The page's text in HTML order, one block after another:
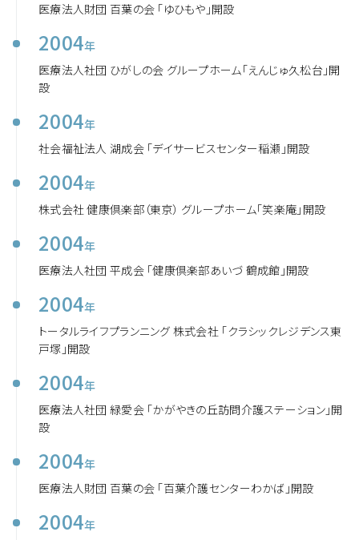
医療法人財団 百葉の会 「ゆひもや」開設
2004年
医療法人社団 ひがしの会 グループホーム「えんじゅ久松台」開
設
2004年
社会福祉法人 湖成会 「デイサービスセンター稲瀬」開設
2004年
株式会社 健康倶楽部（東京） グループホーム「笑楽庵」開設
2004年
医療法人社団 平成会 「健康倶楽部あいづ 鶴成館」開設
2004年
トータルライフプランニング 株式会社 「クラシックレジデンス東
戸塚」開設
2004年
医療法人社団 緑愛会 「かがやきの丘訪問介護ステーション」開
設
2004年
医療法人財団 百葉の会 「百葉介護センターわかば」開設
2004年